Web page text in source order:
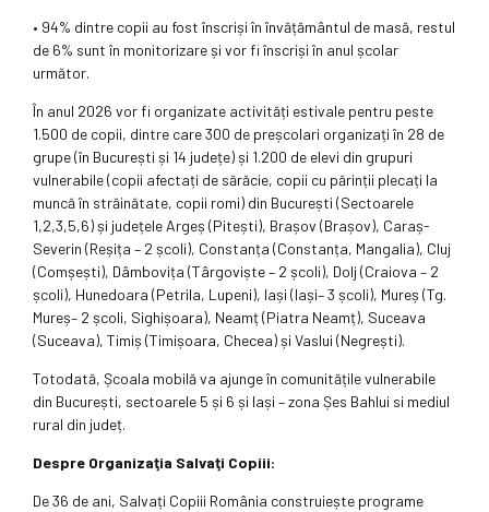
• 94% dintre copii au fost înscriși în învățământul de masă, restul
de 6% sunt în monitorizare și vor fi înscriși în anul școlar
următor.
În anul 2026 vor fi organizate activități estivale pentru peste
1.500 de copii, dintre care 300 de preșcolari organizați în 28 de
grupe (în București și 14 județe) și 1.200 de elevi din grupuri
vulnerabile (copii afectați de sărăcie, copii cu părinții plecați la
muncă în străinătate, copii romi) din București (Sectoarele
1,2,3,5,6) și județele Argeș (Pitești), Brașov (Brașov), Caraș-
Severin (Reșița – 2 școli), Constanța (Constanța, Mangalia), Cluj
(Comșești), Dâmbovița (Târgoviște – 2 școli), Dolj (Craiova – 2
școli), Hunedoara (Petrila, Lupeni), Iași (Iași– 3 școli), Mureș (Tg.
Mureș– 2 școli, Sighișoara), Neamț (Piatra Neamț), Suceava
(Suceava), Timiș (Timișoara, Checea) și Vaslui (Negrești).
Totodată, Școala mobilă va ajunge în comunitățile vulnerabile
din București, sectoarele 5 și 6 și Iași – zona Șes Bahlui si mediul
rural din județ.
Despre Organizaţia Salvaţi Copiii:
De 36 de ani, Salvați Copiii România construiește programe